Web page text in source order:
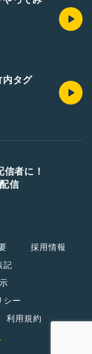
内タグ
者に！
信
採用情報
記
シー
利用規約